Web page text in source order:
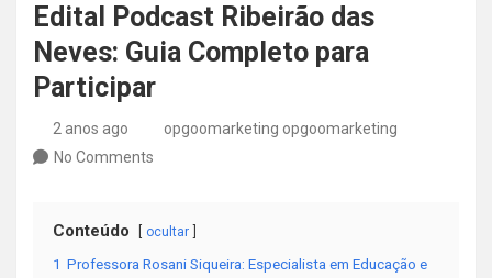
Edital Podcast Ribeirão das
Neves: Guia Completo para
Participar
2 anos ago
opgoomarketing opgoomarketing
No Comments
Conteúdo ocultar
1 Professora Rosani Siqueira: Especialista em Educação e